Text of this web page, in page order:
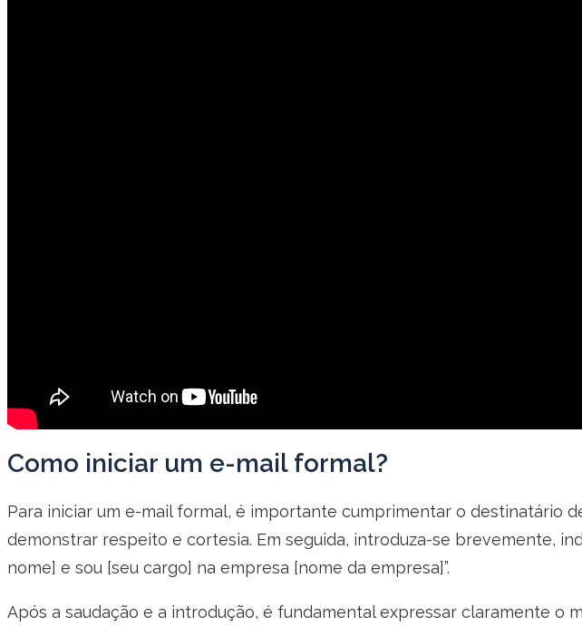
Como iniciar um e-mail formal?
Para iniciar um e-mail formal, é importante cumprimentar o destinatário
demonstrar respeito e cortesia. Em seguida, introduza-se brevemente,
nome] e sou [seu cargo] na empresa [nome da empresa]”.
Após a saudação e a introdução, é fundamental expressar claramente o